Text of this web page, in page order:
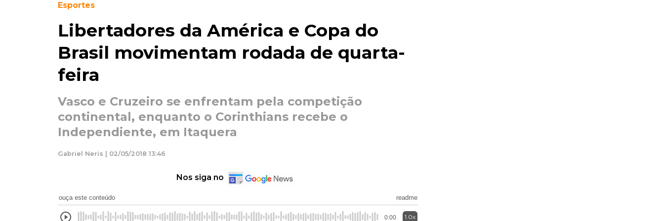
Esportes
Libertadores da América e Copa do
Brasil movimentam rodada de quarta-
feira
Vasco e Cruzeiro se enfrentam pela competição
continental, enquanto o Corinthians recebe o
Independiente, em Itaquera
Gabriel Neris | 02/05/2018 13:46
Nos siga no
ouça este conteúdo readme
0:00 1.0x